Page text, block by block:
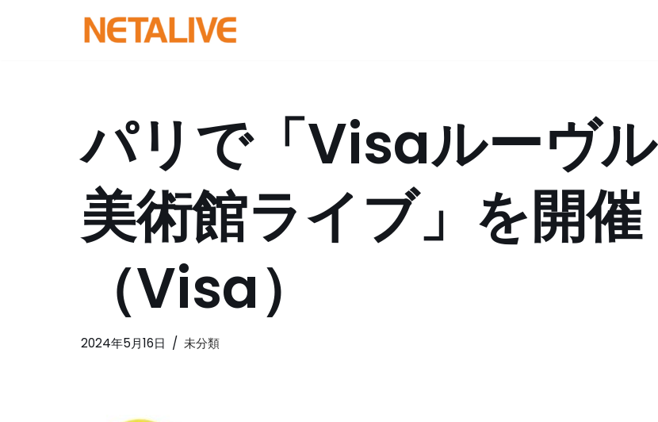
パリで「Visaルーヴル
美術館ライブ」を開催
（Visa）
2024年5月16日 未分類